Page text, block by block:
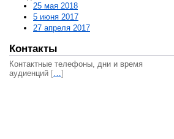
25 мая 2018
5 июня 2017
27 апреля 2017
Контакты
Контактные телефоны, дни и время
аудиенций […]